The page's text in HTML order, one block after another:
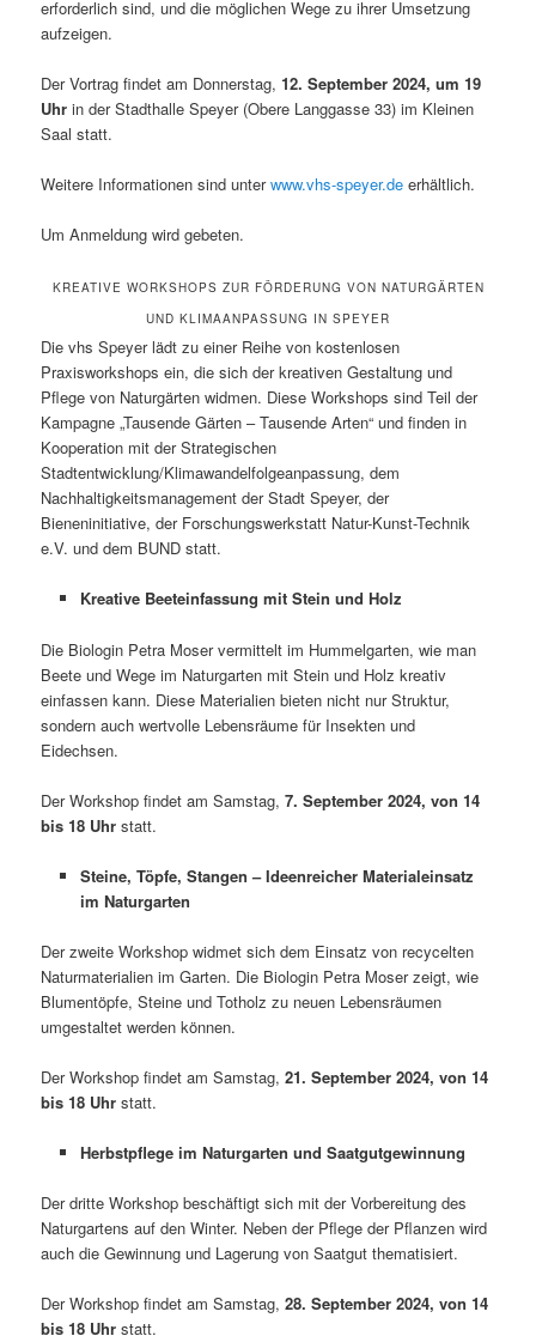
erforderlich sind, und die möglichen Wege zu ihrer Umsetzung
aufzeigen.
Der Vortrag findet am Donnerstag,12. September 2024, um 19
Uhr in der Stadthalle Speyer (Obere Langgasse 33) im Kleinen
Saal statt.
Weitere Informationen sind unterwww.vhs-speyer.de erhältlich.
Um Anmeldung wird gebeten.
KREATIVE WORKSHOPS ZUR FÖRDERUNG VON NATURGÄRTEN
UND KLIMAANPASSUNG IN SPEYER
Die vhs Speyer lädt zu einer Reihe von kostenlosen
Praxisworkshops ein, die sich der kreativen Gestaltung und
Pflege von Naturgärten widmen. Diese Workshops sind Teil der
Kampagne „Tausende Gärten – Tausende Arten“ und finden in
Kooperation mit der Strategischen
Stadtentwicklung/Klimawandelfolgeanpassung, dem
Nachhaltigkeitsmanagement der Stadt Speyer, der
Bieneninitiative, der Forschungswerkstatt Natur-Kunst-Technik
e.V. und dem BUND statt.
Kreative Beeteinfassung mit Stein und Holz
Die Biologin Petra Moser vermittelt im Hummelgarten, wie man
Beete und Wege im Naturgarten mit Stein und Holz kreativ
einfassen kann. Diese Materialien bieten nicht nur Struktur,
sondern auch wertvolle Lebensräume für Insekten und
Eidechsen.
Der Workshop findet am Samstag,7. September 2024, von 14
bis 18 Uhr statt.
Steine, Töpfe, Stangen – Ideenreicher Materialeinsatz
im Naturgarten
Der zweite Workshop widmet sich dem Einsatz von recycelten
Naturmaterialien im Garten. Die Biologin Petra Moser zeigt, wie
Blumentöpfe, Steine und Totholz zu neuen Lebensräumen
umgestaltet werden können.
Der Workshop findet am Samstag,21. September 2024, von 14
bis 18 Uhr statt.
Herbstpflege im Naturgarten und Saatgutgewinnung
Der dritte Workshop beschäftigt sich mit der Vorbereitung des
Naturgartens auf den Winter. Neben der Pflege der Pflanzen wird
auch die Gewinnung und Lagerung von Saatgut thematisiert.
Der Workshop findet am Samstag,28. September 2024, von 14
bis 18 Uhr statt.